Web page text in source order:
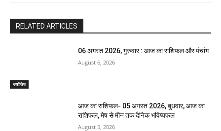
RELATED ARTICLES
ज्योतिष
06 अगस्त 2026, गुरुवार : आज का राशिफल और पंचांग
August 6, 2026
आज का राशिफल- 05 अगस्त 2026, बुधवार, आज का
राशिफल, मेष से मीन तक दैनिक भविष्यफल
August 5, 2026